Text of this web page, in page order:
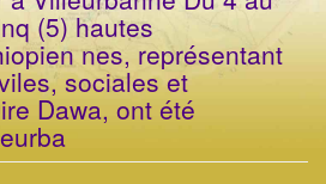
(5) hautes
nes, représentant
sociales et
Dawa, ont été